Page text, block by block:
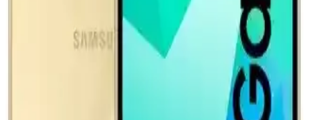
Honor 66W Süper Şarj Cihazı Yüksek Performans
ve Hız Sunan Taşınabilir Şarj Çözümü
Honor 66W süper şarj cihazı, hızlı şarj desteği ve dayanıklı
tasarımıyla yoğun kullanımda bile enerji sağlar, zaman kazandırır ve
Samsung Galaxy A16 ve Güncel Aksesuarlar